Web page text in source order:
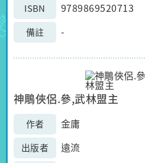
ISBN 9789869520713
備註 -
神鵰俠侶.參,武林盟主
作者 金庸
出版者 遠流